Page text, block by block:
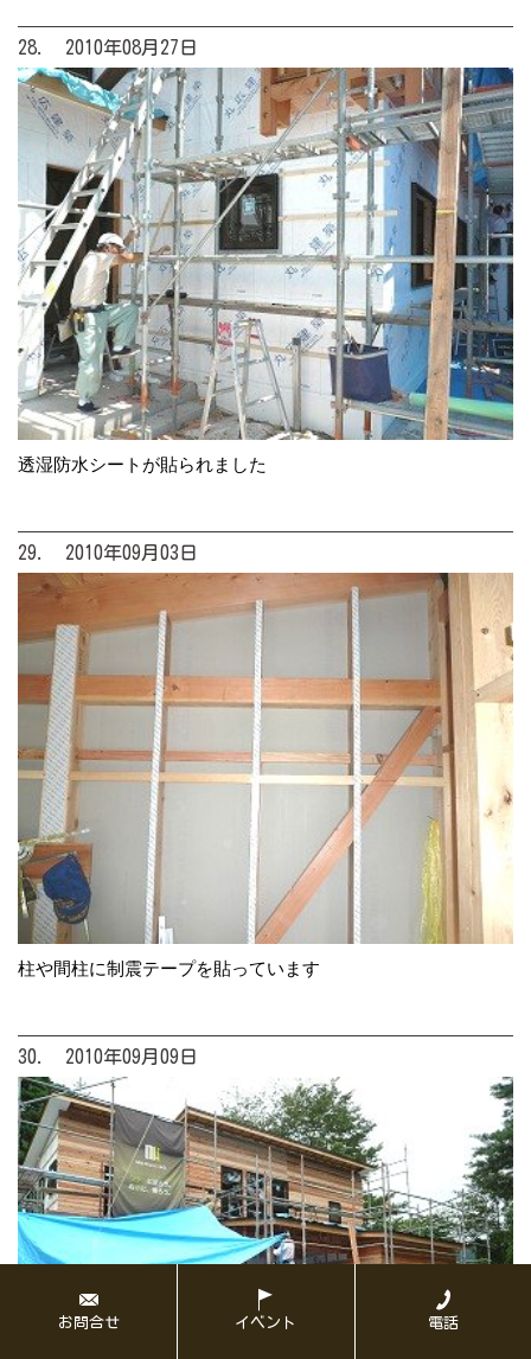
28. 2010年08月27日
透湿防水シートが貼られました
29. 2010年09月03日
柱や間柱に制震テープを貼っています
30. 2010年09月09日
お問合せ イベント 電話